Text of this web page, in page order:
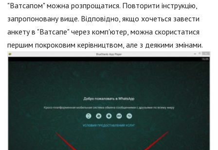
"Ватсапом" можна розпрощатися. Повторити інструкцію,
запропоновану вище. Відповідно, якщо хочеться завести
анкету в "Ватсапе" через комп'ютер, можна скористатися
першим покроковим керівництвом, але з деякими змінами.